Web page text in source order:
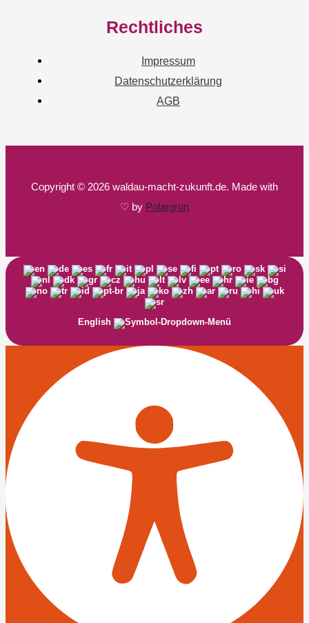
Rechtliches
Impressum
Datenschutzerklärung
AGB
Copyright © 2026 waldau-macht-zukunft.de. Made with
♡ by Polargrün
English